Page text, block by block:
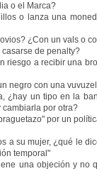
o el Marca?
o lanza una
¿Con un vals o
de penalty?
riesgo a recibir una
negro con una
¿hay un tipo en la
por otra?
por un
a su mujer, ¿qué le
temporal"
una objeción y no